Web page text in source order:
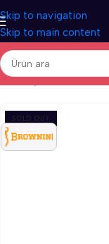
Skip to navigation
Skip to main content
Ana Sayfa/Av Tüfekleri
SOLD OUT